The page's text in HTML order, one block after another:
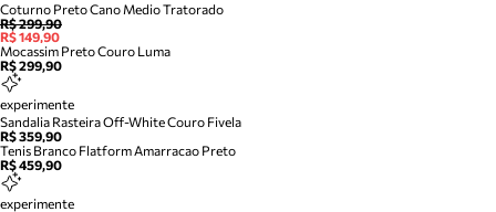
Coturno Preto Cano Medio Tratorado
R$ 299,90
R$ 149,90
Mocassim Preto Couro Luma
R$ 299,90
experimente
Sandalia Rasteira Off-White Couro Fivela
R$ 359,90
Tenis Branco Flatform Amarracao Preto
R$ 459,90
experimente